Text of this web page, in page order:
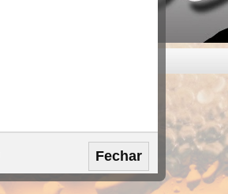
Fechar